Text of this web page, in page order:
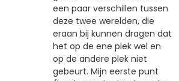
een paar verschillen tussen
deze twee werelden, die
eraan bij kunnen dragen dat
het op de ene plek wel en
op de andere plek niet
gebeurt. Mijn eerste punt